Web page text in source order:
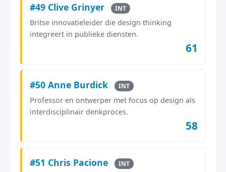
#49 Clive Grinyer INT
Britse innovatieleider die design thinking
integreert in publieke diensten.
61
#50 Anne Burdick INT
Professor en ontwerper met focus op design als
interdisciplinair denkproces.
58
#51 Chris Pacione INT